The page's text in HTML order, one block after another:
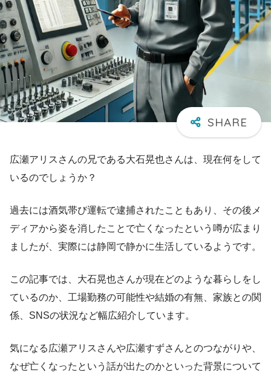
広瀬アリスさんの兄である大石晃也さんは、現在何をして
いるのでしょうか？
過去には酒気帯び運転で逮捕されたこともあり、その後メ
ディアから姿を消したことで亡くなったという噂が広まり
ましたが、実際には静岡で静かに生活しているようです。
この記事では、大石晃也さんが現在どのような暮らしをし
ているのか、工場勤務の可能性や結婚の有無、家族との関
係、SNSの状況など幅広紹介しています。
気になる広瀬アリスさんや広瀬すずさんとのつながりや、
なぜ亡くなったという話が出たのかといった背景について